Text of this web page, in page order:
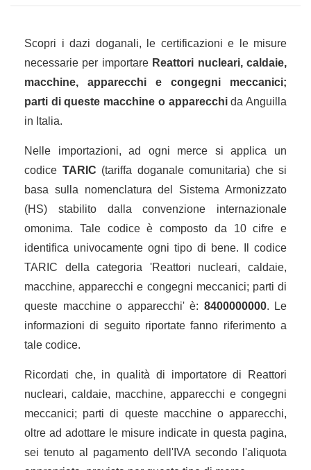
Scopri i dazi doganali, le certificazioni e le misure
necessarie per importare Reattori nucleari, caldaie,
macchine, apparecchi e congegni meccanici;
parti di queste macchine o apparecchida Anguilla
in Italia.
Nelle importazioni, ad ogni merce si applica un
codice TARIC (tariffa doganale comunitaria) che si
basa sulla nomenclatura del Sistema Armonizzato
(HS) stabilito dalla convenzione internazionale
omonima. Tale codice è composto da 10 cifre e
identifica univocamente ogni tipo di bene. Il codice
TARIC della categoria 'Reattori nucleari, caldaie,
macchine, apparecchi e congegni meccanici; parti di
queste macchine o apparecchi' è: 8400000000. Le
informazioni di seguito riportate fanno riferimento a
tale codice.
Ricordati che, in qualità di importatore di Reattori
nucleari, caldaie, macchine, apparecchi e congegni
meccanici; parti di queste macchine o apparecchi,
oltre ad adottare le misure indicate in questa pagina,
sei tenuto al pagamento dell'IVA secondo l'aliquota